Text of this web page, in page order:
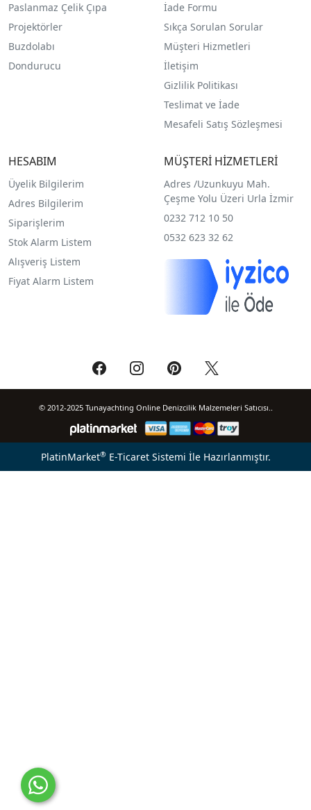
Paslanmaz Çelik Çıpa
Projektörler
Buzdolabı
Dondurucu
İade Formu
Sıkça Sorulan Sorular
Müşteri Hizmetleri
İletişim
Gizlilik Politikası
Teslimat ve İade
Mesafeli Satış Sözleşmesi
HESABIM
Üyelik Bilgilerim
Adres Bilgilerim
Siparişlerim
Stok Alarm Listem
Alışveriş Listem
Fiyat Alarm Listem
MÜŞTERİ HİZMETLERİ
Adres /Uzunkuyu Mah.
Çeşme Yolu Üzeri Urla İzmir
0232 712 10 50
0532 623 32 62
© 2012-2025 Tunayachting Online Denizcilik Malzemeleri Satıcısı..
PlatinMarket®E-Ticaret Sistemi İle Hazırlanmıştır.